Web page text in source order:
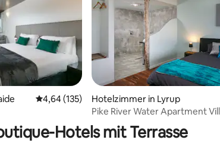
von 5, 27 Bewertungen
Durchschnittliche Bewertung: 4,64 von 5,
4,64 (135)
Hotelzimmer in Lyrup
Pike River Water Apartment
Schlafzimmer
Hotels mit Terrasse